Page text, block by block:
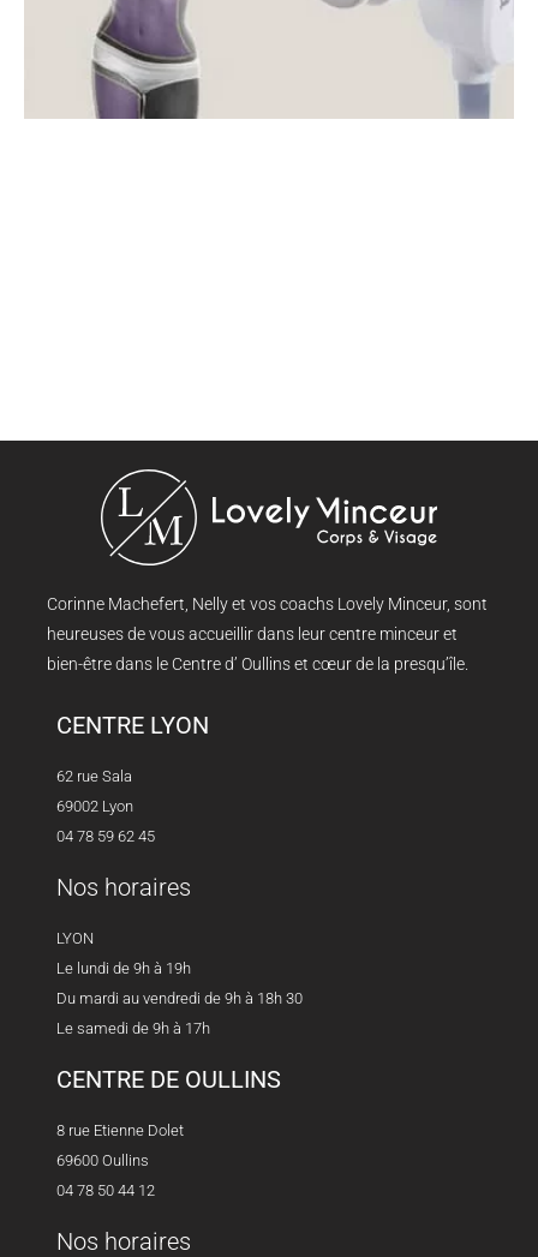
Corinne Machefert, Nelly et vos coachs Lovely Minceur, sont
heureuses de vous accueillir dans leur centre minceur et
bien-être dans le Centre d’ Oullins et cœur de la presqu’île.
CENTRE LYON
62 rue Sala
69002 Lyon
04 78 59 62 45
Nos horaires
LYON
Le lundi de 9h à 19h
Du mardi au vendredi de 9h à 18h 30
Le samedi de 9h à 17h
CENTRE DE OULLINS
8 rue Etienne Dolet
69600 Oullins
04 78 50 44 12
Nos horaires